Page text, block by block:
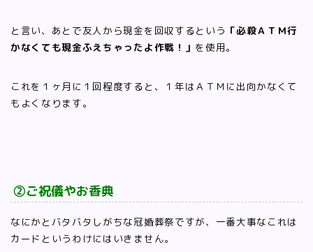
と言い、あとで友人から現金を回収するという 「必殺ＡＴＭ行
かなくても現金ふえちゃったよ作戦！」 を使用。
これを１ヶ月に１回程度すると、１年はＡＴＭに出向かなくて
もよくなります。
②ご祝儀やお香典
なにかとバタバタしがちな冠婚葬祭ですが、一番大事なこれは
カードというわけにはいきません。